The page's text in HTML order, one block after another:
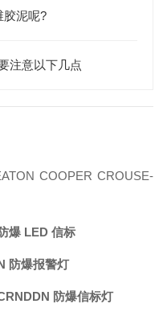
胶泥呢?
注意以下几点
COOPER CROUSE-
爆 LED 信标
防爆报警灯
防爆信标灯